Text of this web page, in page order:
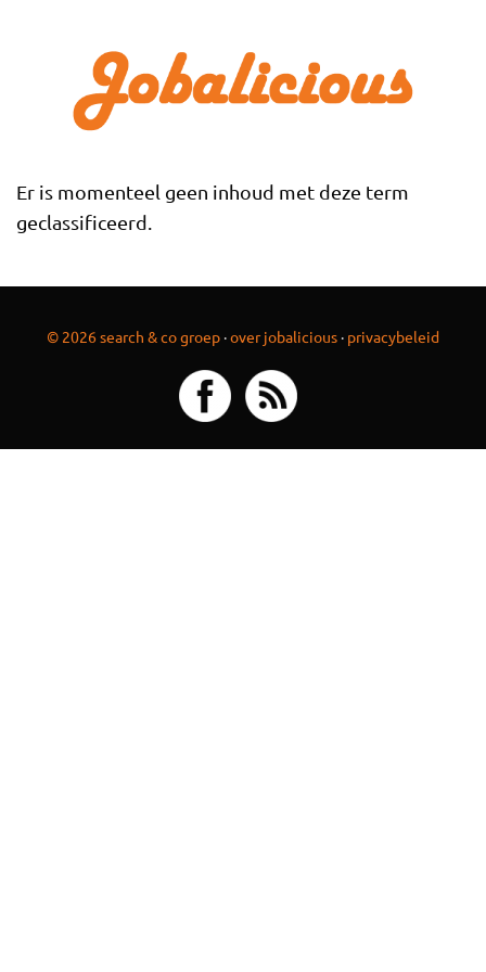
Er is momenteel geen inhoud met deze term
geclassificeerd.
© 2026 search & co groep ·over jobalicious · privacybeleid